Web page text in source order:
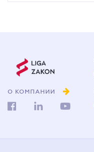
О КОМПАНИИ